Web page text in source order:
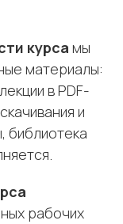
курса мы
материалы:
в PDF-
и
библиотека
рабочих